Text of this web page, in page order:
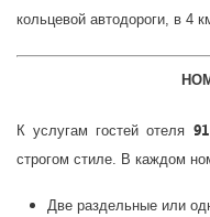
кольцевой автодороги, в 4
К услугам гостей отеля
строгом стиле. В каждом
Две раздельные или